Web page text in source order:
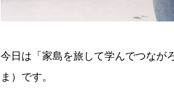
今日は「家島を旅して学んでつなが
ま）です。